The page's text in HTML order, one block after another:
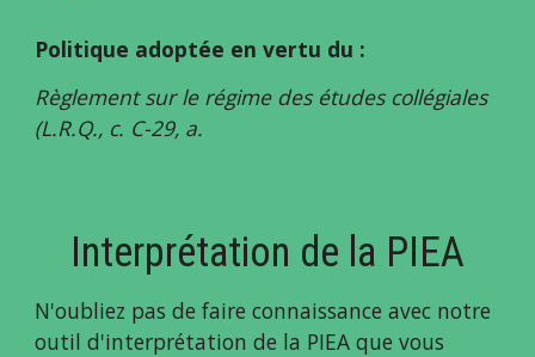
Politique adoptée en vertu du :
Règlement sur le régime des études collégiales
(L.R.Q., c. C-29, a.
Interprétation de la PIEA
N'oubliez pas de faire connaissance avec notre
outil d'interprétation de la PIEA que vous